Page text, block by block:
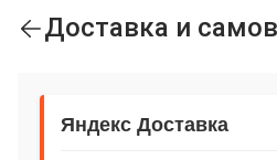
Доставка и
Яндекс Доставка